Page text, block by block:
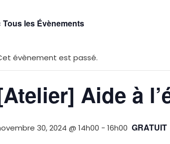
Tous les Évènements
évènement est passé.
Aide à
30, 2024 @ 14h00 - 16h00 GRATUIT